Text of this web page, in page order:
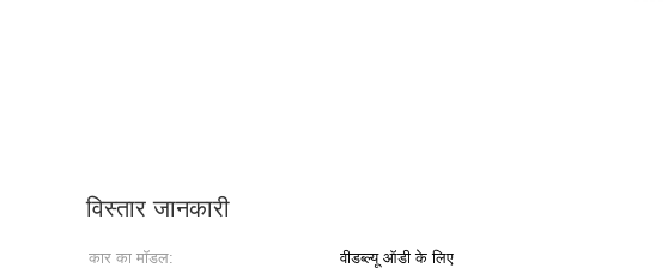
विस्तार जानकारी
कार का मॉडल: वीडब्ल्यू ऑडी के लिए